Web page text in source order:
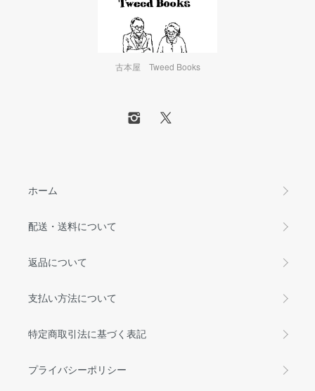
古本屋 Tweed Books
ホーム
配送・送料について
返品について
支払い方法について
特定商取引法に基づく表記
プライバシーポリシー